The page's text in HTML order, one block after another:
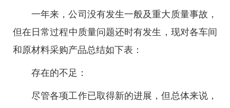
一年来，公司没有发生一般及重大质量事故，
但在日常过程中质量问题还时有发生，现对各车间
和原材料采购产品总结如下表：
存在的不足：
尽管各项工作已取得新的进展，但总体来说，